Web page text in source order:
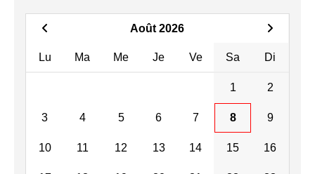
Août 2026
Lu Ma Me Je Ve Sa Di
1 2
3 4 5 6 7 8 9
10 11 12 13 14 15 16